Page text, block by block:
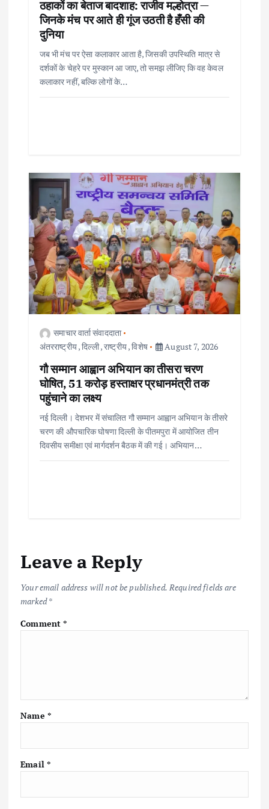
ठहाकों का बेताज बादशाह: राजीव मल्होत्रा —
जिनके मंच पर आते ही गूंज उठती है हँसी की
दुनिया
जब भी मंच पर ऐसा कलाकार आता है, जिसकी उपस्थिति मात्र से
दर्शकों के चेहरे पर मुस्कान आ जाए, तो समझ लीजिए कि वह केवल
कलाकार नहीं, बल्कि लोगों के…
समाचार वार्ता संवाददाता
अंतरराष्ट्रीय,दिल्ली,राष्ट्रीय,विशेष August 7, 2026
गौ सम्मान आह्वान अभियान का तीसरा चरण
घोषित, 51 करोड़ हस्ताक्षर प्रधानमंत्री तक
पहुंचाने का लक्ष्य
नई दिल्ली। देशभर में संचालित गौ सम्मान आह्वान अभियान के तीसरे
चरण की औपचारिक घोषणा दिल्ली के पीतमपुरा में आयोजित तीन
दिवसीय समीक्षा एवं मार्गदर्शन बैठक में की गई। अभियान…
Leave a Reply
Your email address will not be published. Required fields are
marked*
Comment*
Name *
Email *